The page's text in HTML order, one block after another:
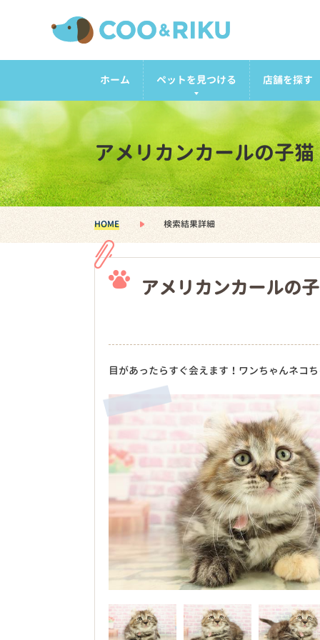
ホーム ペットを見つける 店舗を探す
アメリカンカールの子
HOME 検索結果詳細
アメリカンカールの
目があったらすぐ会えます！ワンちゃんネコ